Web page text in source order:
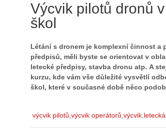
Výcvik pilotů dronů
škol
Létání s dronem je komplexní činnost a
předpisů, měli byste se orientovat v
letecké předpisy, stavba dronu atp. A
kurzu, kde vám vše důležité vysvětlí
škol, které v současné době něco
výcvik pilotů výcvik operátorů výcvik